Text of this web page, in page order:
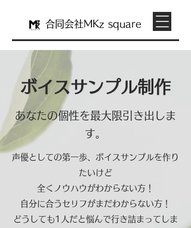
合同会社M Kz square
ボイスサンプル制作
あなたの個性を最大限引き出しま
す。
声優としての第一歩、ボイスサンプルを作り
たいけど
全くノウハウがわからない方！
自分に合うセリフがまだわからない方！
どうしても1人だと悩んで行き詰まってしま